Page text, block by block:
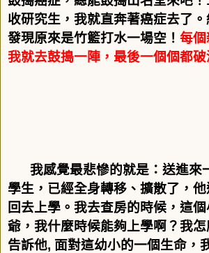
收研究生，我就直奔著癌症去了。
發現原來是竹籃打水一場空！ 每個
我就去鼓搗一陣，最後一個個都破
我感覺最悲慘的就是：送進來
學生，已經全身轉移、擴散了，
回去上學。我去查房的時候，這
爺，我什麼時候能夠上學啊？我
告訴他, 面對這幼小的一個生命，